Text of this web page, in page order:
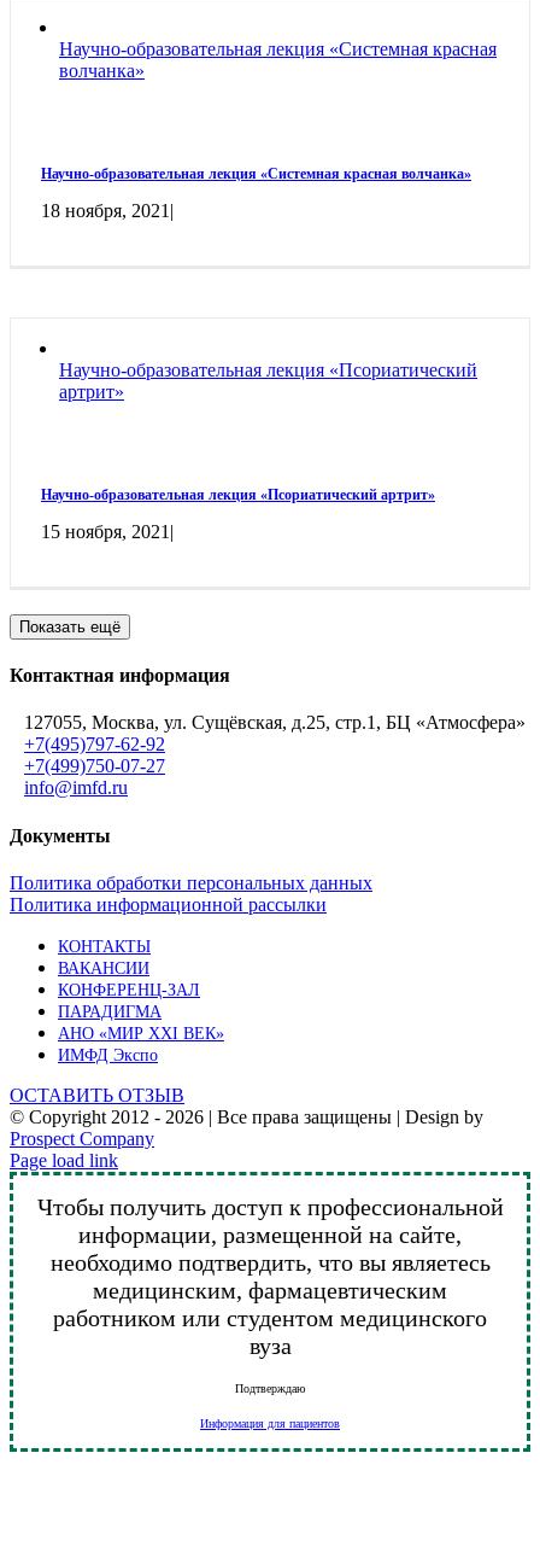
Научно-образовательная лекция «Системная красная
волчанка»
Научно-образовательная лекция «Системная красная волчанка»
18 ноября, 2021 |
Научно-образовательная лекция «Псориатический
артрит»
Научно-образовательная лекция «Псориатический артрит»
15 ноября, 2021 |
Показать ещё
Контактная информация
127055, Москва, ул. Сущёвская, д.25, стр.1, БЦ «Атмосфера»
+7(495)797-62-92
+7(499)750-07-27
info@imfd.ru
Документы
Политика обработки персональных данных
Политика информационной рассылки
КОНТАКТЫ
ВАКАНСИИ
КОНФЕРЕНЦ-ЗАЛ
ПАРАДИГМА
АНО «МИР XXI ВЕК»
ИМФД Экспо
ОСТАВИТЬ ОТЗЫВ
© Copyright 2012 - 2026 | Все права защищены | Design by
Prospect Company
Vk
Telegram
YouTube
Email
Page load link
Чтобы получить доступ к профессиональной
информации, размещенной на сайте,
необходимо подтвердить, что вы являетесь
медицинским, фармацевтическим
работником или студентом медицинского
вуза
Подтверждаю
Информация для пациентов